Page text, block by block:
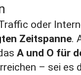
oder
Zeitspanne.
A und O für
– sei es